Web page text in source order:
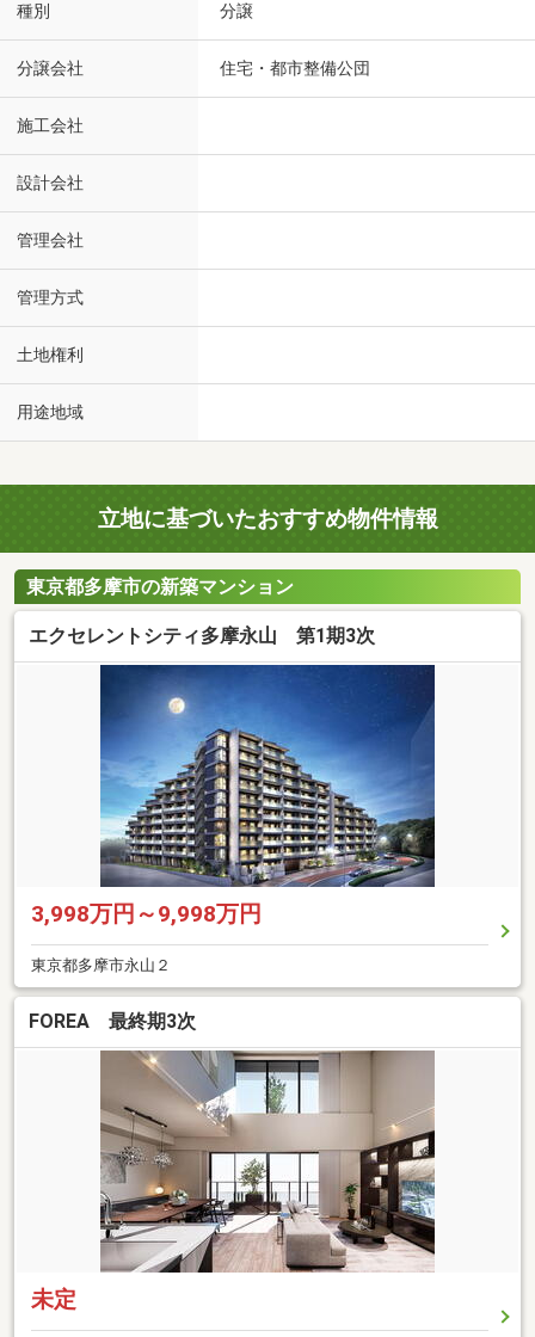
種別 分譲
分譲会社 住宅・都市整備公団
施工会社
設計会社
管理会社
管理方式
土地権利
用途地域
立地に基づいたおすすめ物件情報
東京都多摩市の新築マンション
エクセレントシティ多摩永山 第1期3次
3,998万円～9,998万円
東京都多摩市永山２
FOREA 最終期3次
未定